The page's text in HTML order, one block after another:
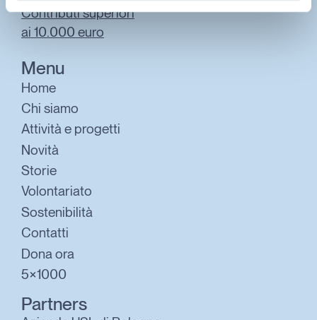
Contributi superiori
ai 10.000 euro
Menu
Home
Chi siamo
Attività e progetti
Novità
Storie
Volontariato
Sostenibilità
Contatti
Dona ora
5×1000
Partners